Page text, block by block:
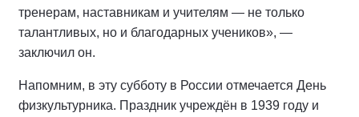
тренерам, наставникам и учителям — не только
талантливых, но и благодарных учеников», —
заключил он.
Напомним, в эту субботу в России отмечается День
физкультурника. Праздник учреждён в 1939 году и